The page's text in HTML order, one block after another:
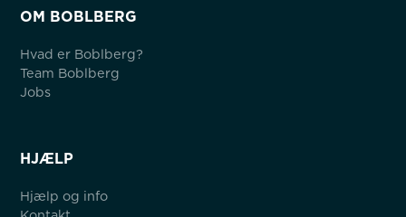
OM BOBLBERG
Hvad er Boblberg?
Team Boblberg
Jobs
HJÆLP
Hjælp og info